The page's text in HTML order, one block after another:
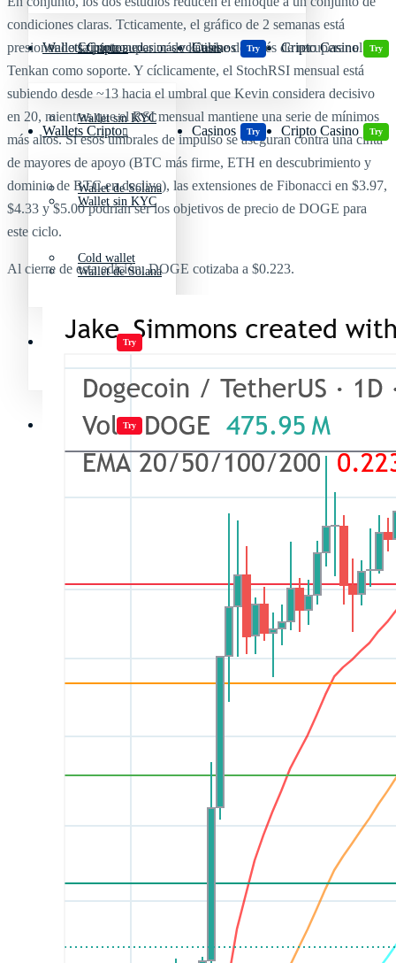
Wallets Cripto
Wallet sin KYC
Wallet de Solana
Cold wallet
Casinos Try Cripto Casino Try
Jugar juegos Try
Criptomonedas más volátiles
Wallets Cripto
Wallet sin KYC
Wallet de Solana
Cold wallet
Casinos Try Cripto Casino Try
Jugar juegos Try
condiciones claras. Tcticamente, el gráfico de 2 semanas está
presionando la parte superior de la nube después de recuperar el
Tenkan como soporte. Y cíclicamente, el StochRSI mensual está
subiendo desde ~13 hacia el umbral que Kevin considera decisivo
en 20, mientras que el RSI mensual mantiene una serie de mínimos
más altos. Si esos umbrales de impulso se aseguran contra una cinta
de mayores de apoyo (BTC más firme, ETH en descubrimiento y
dominio de BTC en declive), las extensiones de Fibonacci en $3.97,
$4.33 y $5.00 podrían ser los objetivos de precio de DOGE para
este ciclo.
Al cierre de esta edición, DOGE cotizaba a $0.223.